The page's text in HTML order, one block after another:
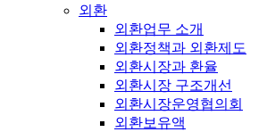
외환
외환업무 소개
외환정책과 외환제도
외환시장과 환율
외환시장 구조개선
외환시장운영협의회
외환보유액